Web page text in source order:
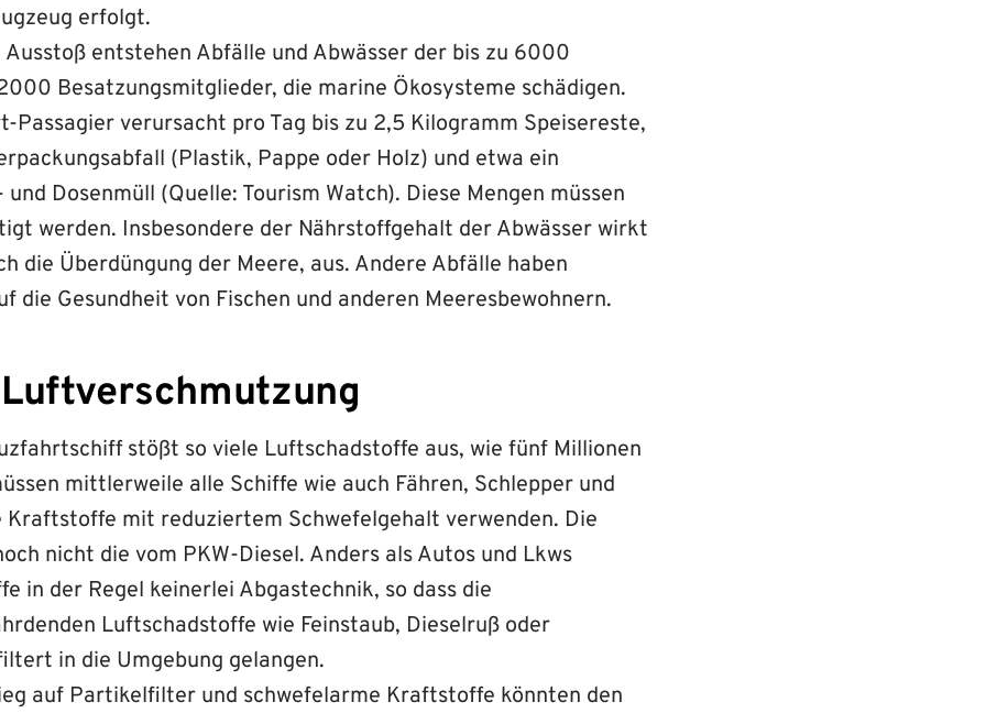
erfolgt.
Ausstoß entstehen Abfälle und Abwässer der bis zu 6000
Besatzungsmitglieder, die marine Ökosysteme schädigen.
Passagier verursacht pro Tag bis zu 2,5 Kilogramm Speisereste,
(Plastik, Pappe oder Holz) und etwa ein
Dosenmüll (Quelle: Tourism Watch). Diese Mengen müssen
werden. Insbesondere der Nährstoffgehalt der Abwässer wirkt
die Überdüngung der Meere, aus. Andere Abfälle haben
die Gesundheit von Fischen und anderen Meeresbewohnern.
stößt so viele Luftschadstoffe aus, wie fünf Millionen
mittlerweile alle Schiffe wie auch Fähren, Schlepper und
Kraftstoffe mit reduziertem Schwefelgehalt verwenden. Die
nicht die vom PKW-Diesel. Anders als Autos und Lkws
in der Regel keinerlei Abgastechnik, so dass die
Luftschadstoffe wie Feinstaub, Dieselruß oder
in die Umgebung gelangen.
auf Partikelfilter und schwefelarme Kraftstoffe könnten den